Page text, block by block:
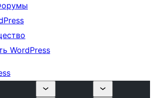
WordPress